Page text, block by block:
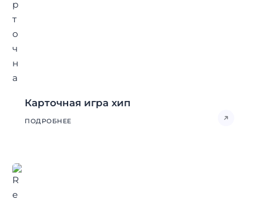
Карточная игра хип
ПОДРОБНЕЕ